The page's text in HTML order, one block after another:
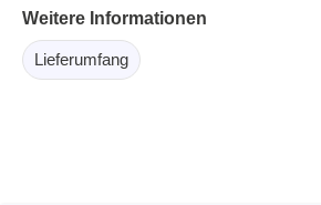
Weitere Informationen
Lieferumfang